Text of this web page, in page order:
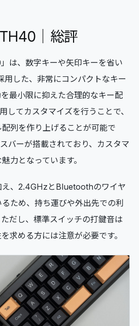
｜総評
は、数字キーや矢印キーを省い
した、非常にコンパクトなキー
最小限に抑えた合理的なキー配
してカスタマイズを行うことで、
列を作り上げることが可能で
バーが搭載されており、カスタマ
力となっています。
え、2.4GHzとBluetoothのワイヤ
ため、持ち運びや外出先での利
だし、標準スイッチの打鍵音は
求める方には注意が必要です。